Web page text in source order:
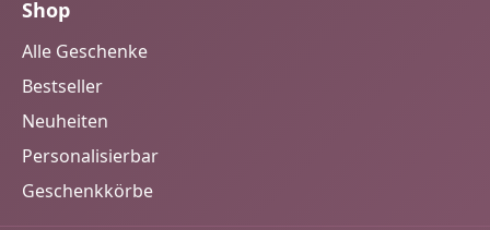
Shop
Alle Geschenke
Bestseller
Neuheiten
Personalisierbar
Geschenkkörbe